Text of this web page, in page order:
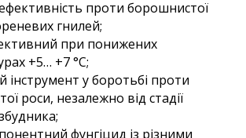
проти борошнистої
гнилей;
при понижених
+5… +7 °С;
інструмент у боротьбі проти
роси, незалежно від стадії
фунгіцид із різними